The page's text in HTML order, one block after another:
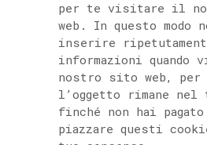
per te visitare il
web. In questo modo
inserire
informazioni
nostro sito web, per
l’oggetto rimane
finché non hai
piazzare questi